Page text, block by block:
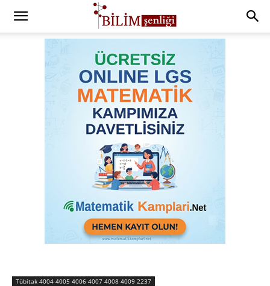
Tübitak 4004 4005 4006 4007 4008 4009 2237